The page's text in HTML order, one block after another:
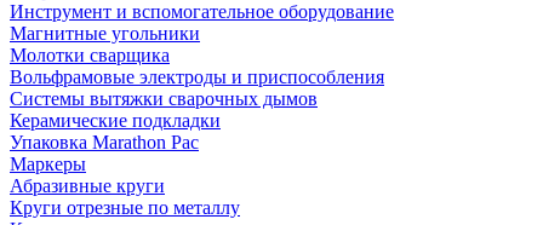
Инструмент и вспомогательное оборудование
Магнитные угольники
Молотки сварщика
Вольфрамовые электроды и приспособления
Системы вытяжки сварочных дымов
Керамические подкладки
Упаковка Marathon Pac
Маркеры
Абразивные круги
Круги отрезные по металлу